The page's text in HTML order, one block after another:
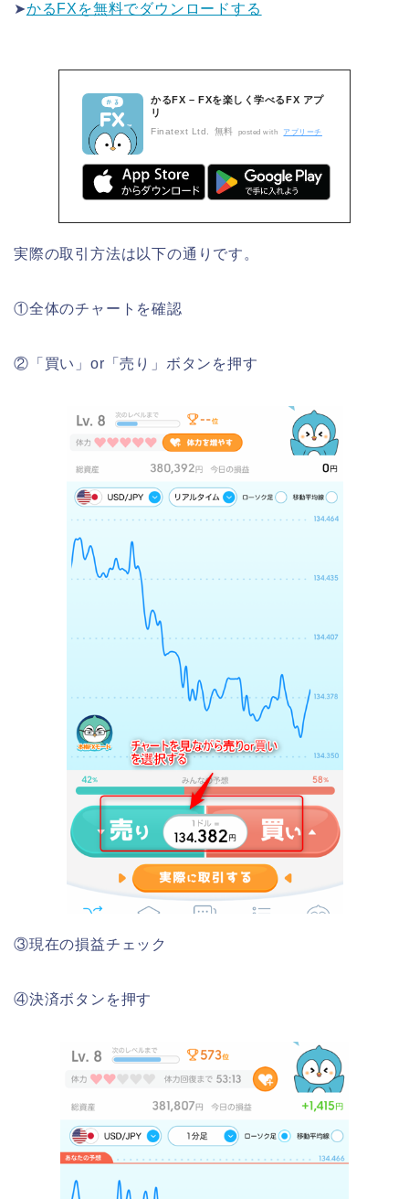
➤かるFXを無料でダウンロードする
かるFX – FXを楽しく学べるFX アプ
リ
Finatext Ltd. 無料 posted with アプリーチ
実際の取引方法は以下の通りです。
①全体のチャートを確認
②「買い」or「売り」ボタンを押す
③現在の損益チェック
④決済ボタンを押す